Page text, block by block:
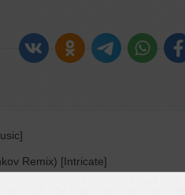
Remix) [Intricate]